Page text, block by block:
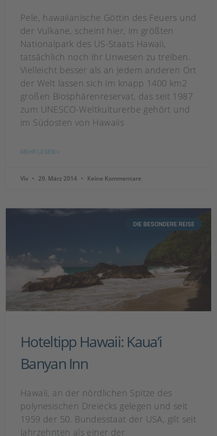
Pele, hawaiianische Göttin des Feuers und
der Vulkane, scheint hier, im größten
Nationalpark des US-Staats Hawaii,
tatsächlich noch ihr Unwesen zu treiben.
Vielleicht besser als an jedem anderen Ort
der Welt lassen sich im knapp 1400 km2
großen Biosphärenreservat, das seit 1987
zum UNESCO-Weltkulturerbe gehört und
im Südosten von Hawaiis
MEHR LESEN »
Viv 29. März 2014 Keine Kommentare
DIE BESONDERE REISE
Hoteltipp Hawaii: Kaua’i
Banyan Inn
Hawaii, an der nördlichen Spitze des
polynesischen Dreiecks gelegen und seit
1959 der 50. Bundesstaat der USA, gilt seit
Jahrzehnten als einer der